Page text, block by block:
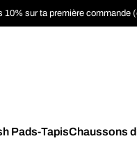
10% sur ta première commande
Pads-TapisChaussons